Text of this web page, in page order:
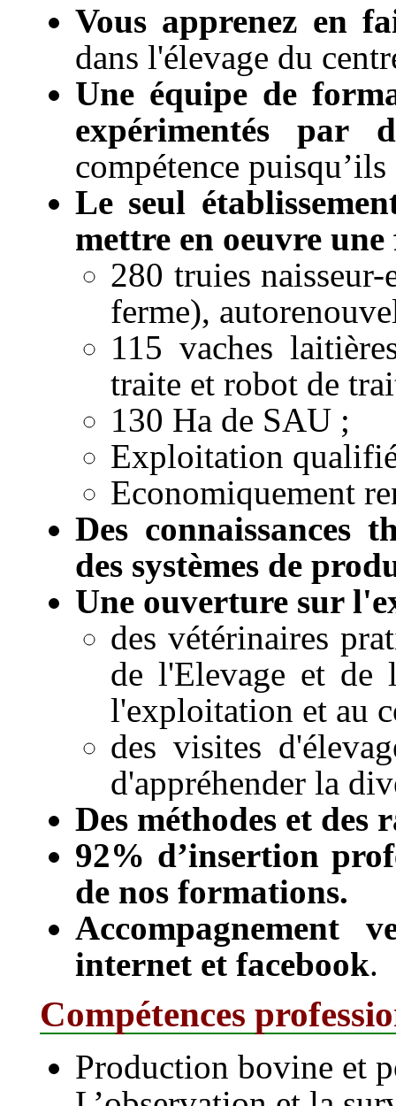
Vous apprenez en
dans l'élevage du
Une équipe de
expérimentés par
compétence
Le seul
mettre en oeuvre
280 truies
ferme),
115 vaches
traite et robot de
130 Ha de SAU ;
Exploitation
Economiquement
Des connaissances
des systèmes de
Une ouverture sur
des vétérinaires
de l'Elevage et de
l'exploitation et au
des visites
d'appréhender la
Des méthodes et des
92% d’insertion
de nos formations.
Accompagnement
internet et facebook.
Compétences
Production bovine et